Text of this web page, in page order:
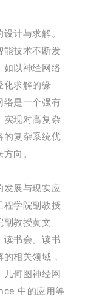
计与求解。
能技术不断发
如以神经网络
化求解的缘
络是一个强有
实现对高复杂
的复杂系统优
向。
发展与现实应
程学院副教授
副教授黄文
读书会。读书
相关领域，
几何图神经网
中的应用等